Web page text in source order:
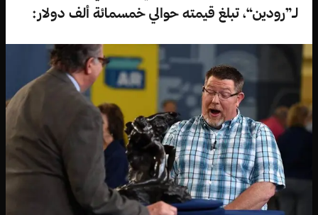
لـ”رودين“، تبلغ قيمته حوالي خمسمائة ألف دولار: